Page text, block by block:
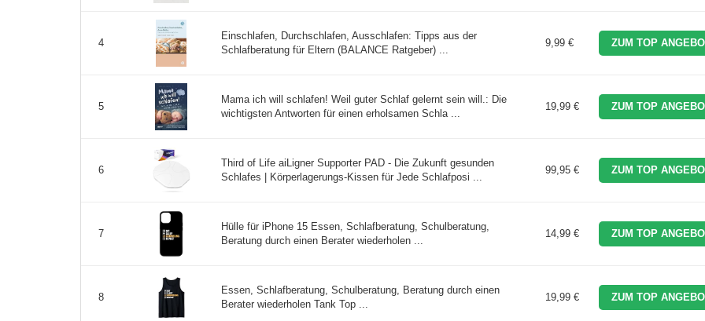
4
Einschlafen, Durchschlafen, Ausschlafen: Tipps aus der
Schlafberatung für Eltern (BALANCE Ratgeber) ...
9,99 € ZUM TOP
5
Mama ich will schlafen! Weil guter Schlaf gelernt sein will.: Die
wichtigsten Antworten für einen erholsamen Schla ...
19,99 € ZUM TOP
6
Third of Life aiLigner Supporter PAD - Die Zukunft gesunden
Schlafes | Körperlagerungs-Kissen für Jede Schlafposi ...
99,95 € ZUM TOP
7
Hülle für iPhone 15 Essen, Schlafberatung, Schulberatung,
Beratung durch einen Berater wiederholen ...
14,99 € ZUM TOP
8
Essen, Schlafberatung, Schulberatung, Beratung durch einen
Berater wiederholen Tank Top ...
19,99 € ZUM TOP